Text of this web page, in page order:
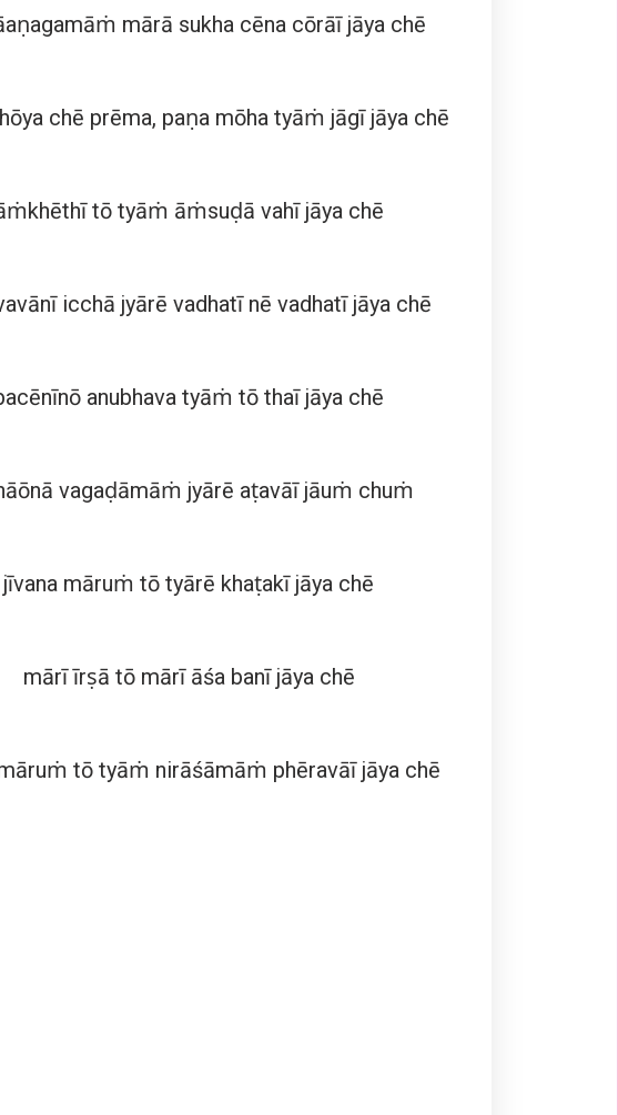
mārā sukha cēna cōrāī jāya chē
chē prēma, paṇa mōha tyāṁ jāgī jāya chē
tō tyāṁ āṁsuḍā vahī jāya chē
icchā jyārē vadhatī nē vadhatī jāya chē
anubhava tyāṁ tō thaī jāya chē
vagaḍāmāṁ jyārē aṭavāī jāuṁ chuṁ
jīvana māruṁ tō tyārē khaṭakī jāya chē
mārī īrṣā tō mārī āśa banī jāya chē
tō tyāṁ nirāśāmāṁ phēravāī jāya chē